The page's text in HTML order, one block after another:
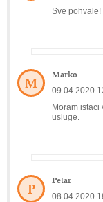
Sve pohvale!
M Marko
09.04.2020
Moram istaci
usluge.
P Petar
08.04.2020